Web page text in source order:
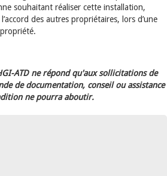
souhaitant réaliser cette installation,
des autres propriétaires, lors d’une
ATD ne répond qu'aux sollicitations de
de documentation, conseil ou assistance
ne pourra aboutir.